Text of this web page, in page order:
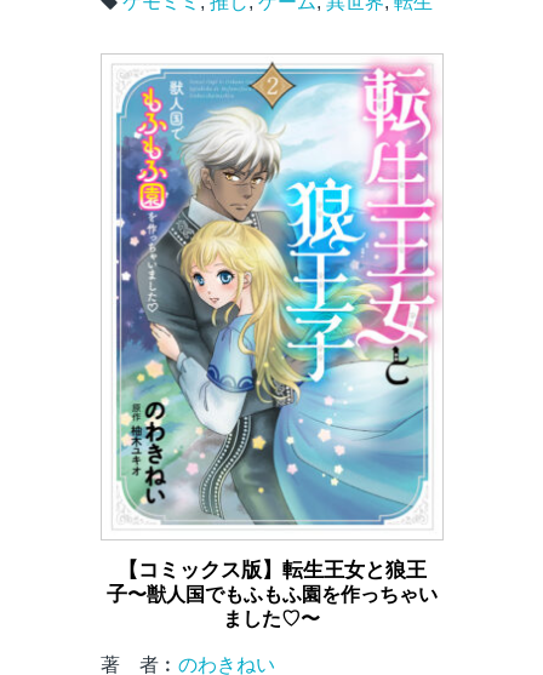
【コミックス版】転生王女と狼王
子〜獣人国でもふもふ園を作っちゃい
ました♡〜
著 者︰ のわきねい